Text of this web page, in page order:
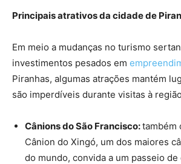
Principais atrativos da cidade de
Em meio a mudanças no turismo
investimentos pesados em
Piranhas, algumas atrações mantém
são imperdíveis durante visitas à
Cânions do São Francisco:também
Cânion do Xingó, um dos maiores
do mundo, convida a um passeio de